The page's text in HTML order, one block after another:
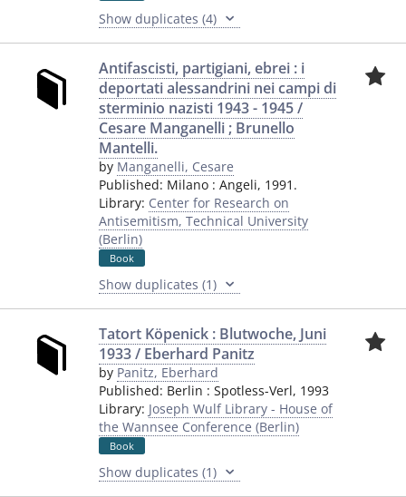
Show duplicates (4)
Antifascisti, partigiani, ebrei : i
deportati alessandrini nei campi di
sterminio nazisti 1943 - 1945 /
Cesare Manganelli ; Brunello
Mantelli.
by Manganelli, Cesare
Published: Milano : Angeli, 1991.
Library: Center for Research on
Antisemitism, Technical University
(Berlin)
Book
Show duplicates (1)
Tatort Köpenick : Blutwoche, Juni
1933 / Eberhard Panitz
by Panitz, Eberhard
Published: Berlin : Spotless-Verl, 1993
Library: Joseph Wulf Library - House of
the Wannsee Conference (Berlin)
Book
Show duplicates (1)